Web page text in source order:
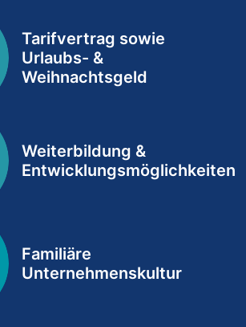
Tarifvertrag sowie
Urlaubs- &
Weihnachtsgeld
Weiterbildung &
Entwicklungsmöglichkeiten
Familiäre
Unternehmenskultur